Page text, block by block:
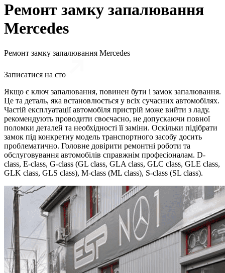
Ремонт замку запалювання
Mercedes
Ремонт замку запалювання Mercedes
Записатися на сто
Якщо є ключ запалювання, повинен бути і замок запалювання.
Це та деталь, яка встановлюється у всіх сучасних автомобілях.
Частій експлуатації автомобіля пристрій може вийти з ладу.
рекомендують проводити своєчасно, не допускаючи повної
поломки деталей та необхідності її заміни. Оскільки підібрати
замок під конкретну модель транспортного засобу досить
проблематично. Головне довірити ремонтні роботи та
обслуговування автомобілів справжнім професіоналам. D-
class, E-class, G-class (GL class, GLA class, GLC class, GLE class,
GLK class, GLS class), M-class (ML class), S-class (SL class).